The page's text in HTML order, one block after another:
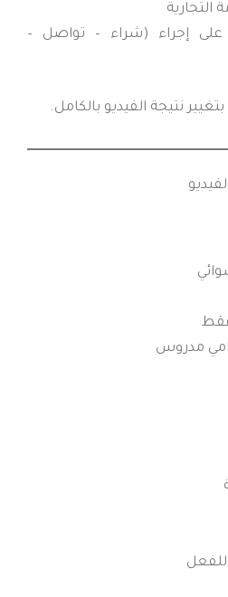
إجراء (شراء – تواصل –
نتيجة الفيديو بالكامل.
مدروس